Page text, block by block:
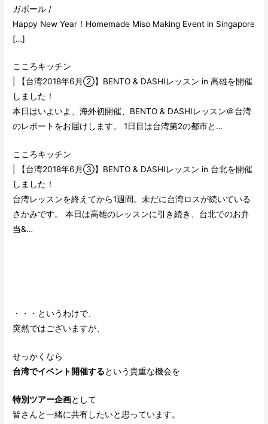
ガポール /
Happy New Year！Homemade Miso Making Event in Singapore
[…]
こころキッチン
| 【台湾2018年6月②】BENTO & DASHIレッスン in 高雄を開催
しました！
本日はいよいよ、海外初開催、BENTO & DASHIレッスン＠台湾
のレポートをお届けします。 1日目は台湾第2の都市と…
こころキッチン
| 【台湾2018年6月③】BENTO & DASHIレッスン in 台北を開催
しました！
台湾レッスンを終えてから1週間。未だに台湾ロスが続いている
さかみです。 本日は高雄のレッスンに引き続き、台北でのお弁
当&…
・・・というわけで、
突然ではございますが、
せっかくなら
台湾でイベント開催するという貴重な機会を
特別ツアー企画として
皆さんと一緒に共有したいと思っています。